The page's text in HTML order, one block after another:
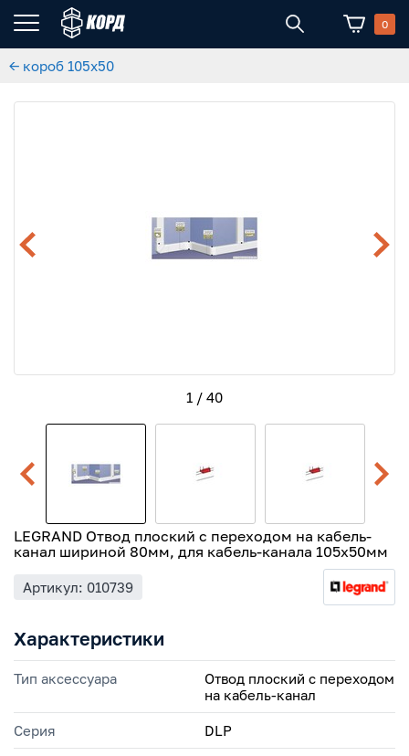
0
← короб 105х50
1 / 40
LEGRAND Отвод плоский с переходом на кабель-
канал шириной 80мм, для кабель-канала 105х50мм
Артикул: 010739
Характеристики
Тип аксессуара
Отвод плоский с переходом
на кабель-канал
Серия DLP